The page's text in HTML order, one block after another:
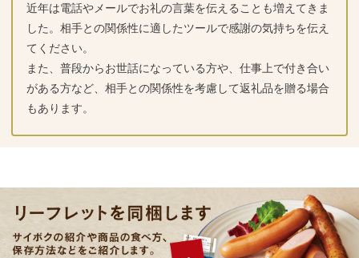
近年は電話やメールでお礼の言葉を伝えることも増えてきま
した。相手との関係性に適したツールで感謝の気持ちを伝え
てください。
また、普段からお世話になっている方や、仕事上で付き合い
がある方など、相手との関係性を考慮して返礼品を贈る場合
もあります。